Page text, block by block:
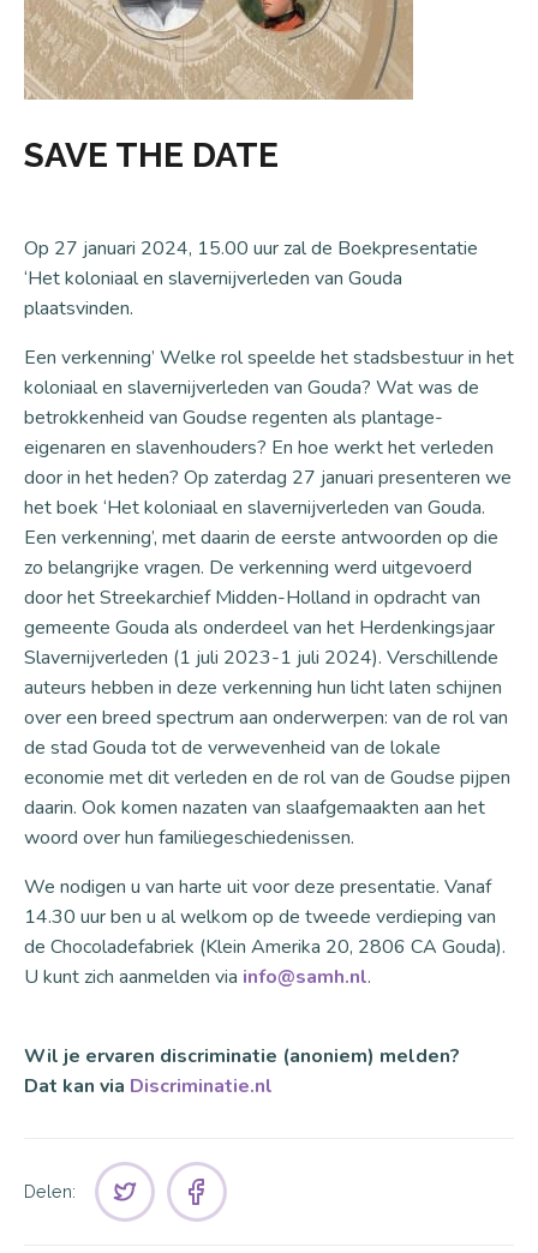
SAVE THE DATE
Op 27 januari 2024, 15.00 uur zal de Boekpresentatie
‘Het koloniaal en slavernijverleden van Gouda
plaatsvinden.
Een verkenning’ Welke rol speelde het stadsbestuur in het
koloniaal en slavernijverleden van Gouda? Wat was de
betrokkenheid van Goudse regenten als plantage-
eigenaren en slavenhouders? En hoe werkt het verleden
door in het heden? Op zaterdag 27 januari presenteren we
het boek ‘Het koloniaal en slavernijverleden van Gouda.
Een verkenning’, met daarin de eerste antwoorden op die
zo belangrijke vragen. De verkenning werd uitgevoerd
door het Streekarchief Midden-Holland in opdracht van
gemeente Gouda als onderdeel van het Herdenkingsjaar
Slavernijverleden (1 juli 2023-1 juli 2024). Verschillende
auteurs hebben in deze verkenning hun licht laten schijnen
over een breed spectrum aan onderwerpen: van de rol van
de stad Gouda tot de verwevenheid van de lokale
economie met dit verleden en de rol van de Goudse pijpen
daarin. Ook komen nazaten van slaafgemaakten aan het
woord over hun familiegeschiedenissen.
We nodigen u van harte uit voor deze presentatie. Vanaf
14.30 uur ben u al welkom op de tweede verdieping van
de Chocoladefabriek (Klein Amerika 20, 2806 CA Gouda).
U kunt zich aanmelden via info@samh.nl.
Wil je ervaren discriminatie (anoniem) melden?
Dat kan via Discriminatie.nl
Delen: